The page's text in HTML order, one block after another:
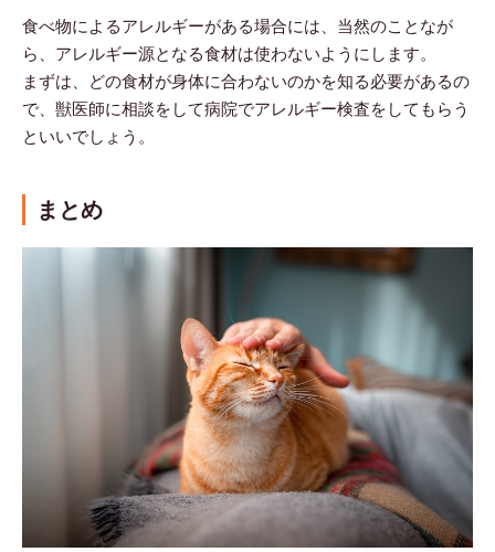
食べ物によるアレルギーがある場合には、当然のことなが
ら、アレルギー源となる食材は使わないようにします。
まずは、どの食材が身体に合わないのかを知る必要があるの
で、獣医師に相談をして病院でアレルギー検査をしてもらう
といいでしょう。
まとめ